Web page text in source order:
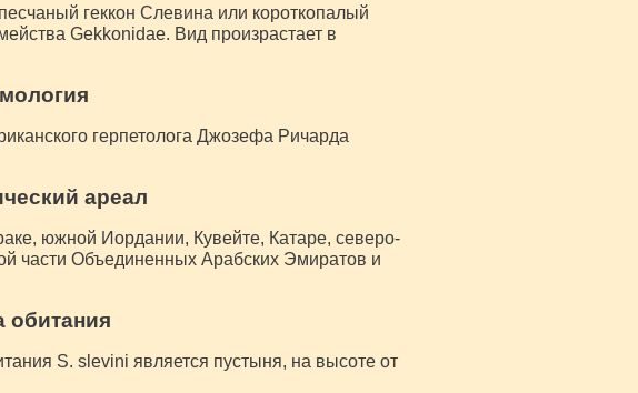
геккон Слевина или короткопалый
Gekkonidae. Вид произрастает в
герпетолога Джозефа Ричарда
ареал
южной Иордании, Кувейте, Катаре, северо-
части Объединенных Арабских Эмиратов и
обитания
S. slevini является пустыня, на высоте от